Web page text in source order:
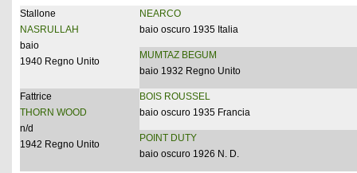
Stallone
NASRULLAH
baio
1940 Regno Unito
NEARCO
baio oscuro 1935 Italia
MUMTAZ BEGUM
baio 1932 Regno Unito
Fattrice
THORN WOOD
n/d
1942 Regno Unito
BOIS ROUSSEL
baio oscuro 1935 Francia
POINT DUTY
baio oscuro 1926 N. D.